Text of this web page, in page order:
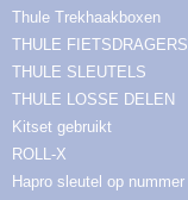
Thule Trekhaakboxen
THULE FIETSDRAGERS
THULE SLEUTELS
THULE LOSSE DELEN
Kitset gebruikt
ROLL-X
Hapro sleutel op nummer